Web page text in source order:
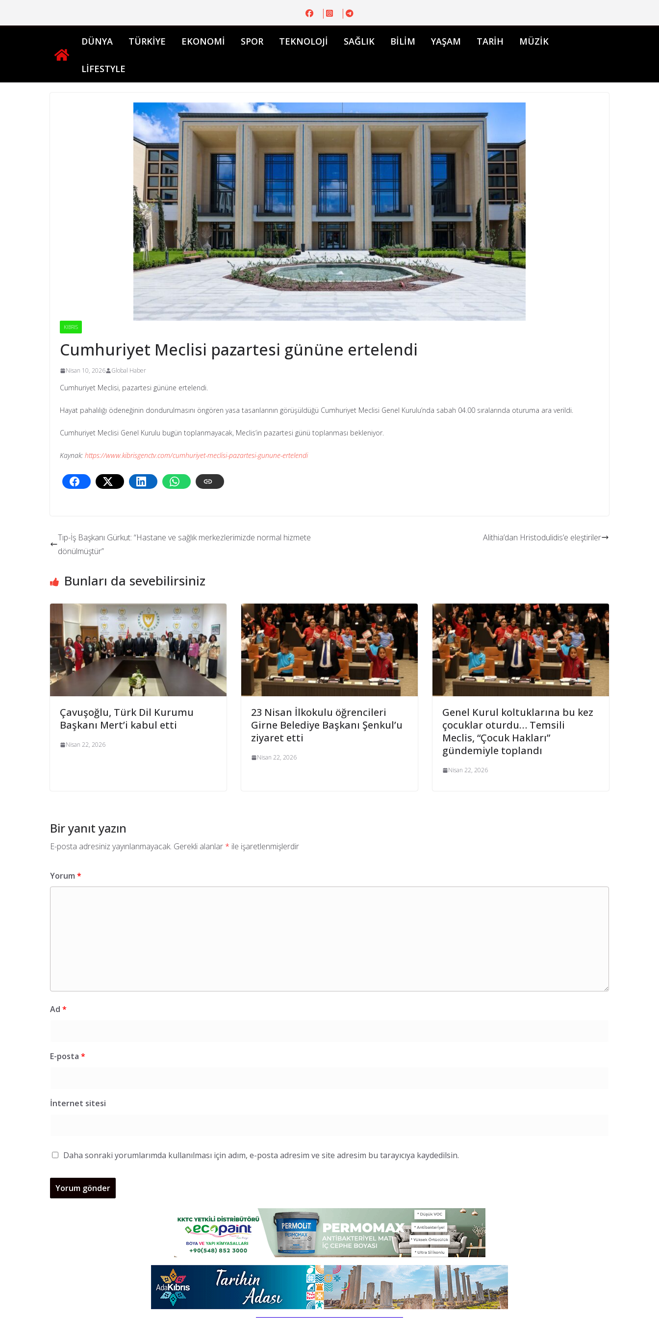
DÜNYA TÜRKİYE EKONOMİ SPOR TEKNOLOJİ SAĞLIK BİLİM YAŞAM TARİH MÜZİK
LİFESTYLE
KIBRIS
Cumhuriyet Meclisi pazartesi gününe ertelendi
Nisan 10, 2026 Global Haber
Cumhuriyet Meclisi, pazartesi gününe ertelendi.
Hayat pahalılığı ödeneğinin dondurulmasını öngören yasa tasarılarının görüşüldüğü Cumhuriyet Meclisi Genel Kurulu’nda sabah 04.00 sıralarında oturuma ara verildi.
Cumhuriyet Meclisi Genel Kurulu bugün toplanmayacak, Meclis’in pazartesi günü toplanması bekleniyor.
Kaynak: https://www.kibrisgenctv.com/cumhuriyet-meclisi-pazartesi-gunune-ertelendi
Tıp-İş Başkanı Gürkut: “Hastane ve sağlık merkezlerimizde normal hizmete
dönülmüştür”
Alithia’dan Hristodulidis’e eleştiriler
Bunları da sevebilirsiniz
Çavuşoğlu, Türk Dil Kurumu
Başkanı Mert’i kabul etti
Nisan 22, 2026
23 Nisan İlkokulu öğrencileri
Girne Belediye Başkanı Şenkul’u
ziyaret etti
Nisan 22, 2026
Genel Kurul koltuklarına bu kez
çocuklar oturdu… Temsili
Meclis, “Çocuk Hakları”
gündemiyle toplandı
Nisan 22, 2026
Bir yanıt yazın
E-posta adresiniz yayınlanmayacak. Gerekli alanlar * ile işaretlenmişlerdir
Yorum *
Ad *
E-posta *
İnternet sitesi
Daha sonraki yorumlarımda kullanılması için adım, e-posta adresim ve site adresim bu tarayıcıya kaydedilsin.